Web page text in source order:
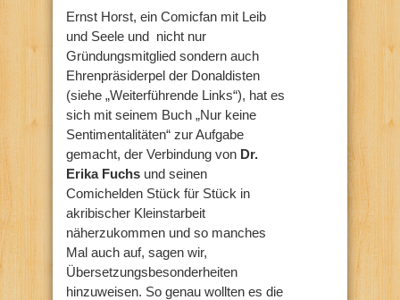
Ernst Horst, ein Comicfan mit Leib
und Seele und nicht nur
Gründungsmitglied sondern auch
Ehrenpräsiderpel der Donaldisten
(siehe „Weiterführende Links“), hat es
sich mit seinem Buch „Nur keine
Sentimentalitäten“ zur Aufgabe
gemacht, der Verbindung von Dr.
Erika Fuchs und seinen
Comichelden Stück für Stück in
akribischer Kleinstarbeit
näherzukommen und so manches
Mal auch auf, sagen wir,
Übersetzungsbesonderheiten
hinzuweisen. So genau wollten es die